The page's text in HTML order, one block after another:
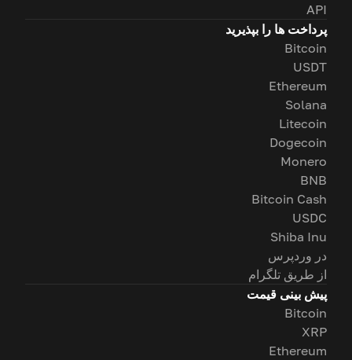
API
پرداخت ها را بپذیرید
Bitcoin
USDT
Ethereum
Solana
Litecoin
Dogecoin
Monero
BNB
Bitcoin Cash
USDC
Shiba Inu
در وردپرس
از طریق تلگرام
پیش بینی قیمت
Bitcoin
XRP
Ethereum